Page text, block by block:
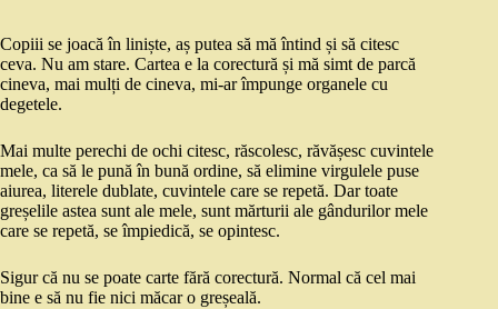
Copiii se joacă în liniște, aș putea să mă întind și să citesc
ceva. Nu am stare. Cartea e la corectură și mă simt de parcă
cineva, mai mulți de cineva, mi-ar împunge organele cu
degetele.
Mai multe perechi de ochi citesc, răscolesc, răvășesc cuvintele
mele, ca să le pună în bună ordine, să elimine virgulele puse
aiurea, literele dublate, cuvintele care se repetă. Dar toate
greșelile astea sunt ale mele, sunt mărturii ale gândurilor mele
care se repetă, se împiedică, se opintesc.
Sigur că nu se poate carte fără corectură. Normal că cel mai
bine e să nu fie nici măcar o greșeală.